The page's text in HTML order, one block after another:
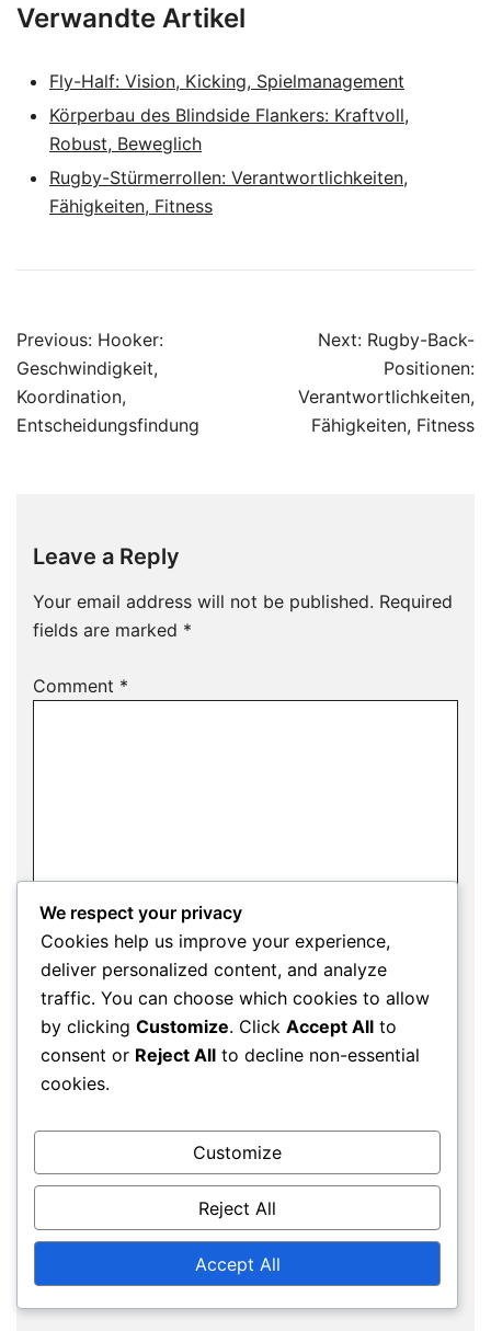
Verwandte Artikel
Fly-Half: Vision, Kicking, Spielmanagement
Körperbau des Blindside Flankers: Kraftvoll,
Robust, Beweglich
Rugby-Stürmerrollen: Verantwortlichkeiten,
Fähigkeiten, Fitness
Post
navigation
Previous: Hooker:
Geschwindigkeit,
Koordination,
Entscheidungsfindung
Next: Rugby-Back-
Positionen:
Verantwortlichkeiten,
Fähigkeiten, Fitness
Leave a Reply
Your email address will not be published. Required
fields are marked *
Comment *
Name*
Website
We respect your privacy
Cookies help us improve your experience,
deliver personalized content, and analyze
traffic. You can choose which cookies to allow
by clicking Customize. Click Accept All to
consent or Reject All to decline non-essential
cookies.
Customize
Reject All
Accept All